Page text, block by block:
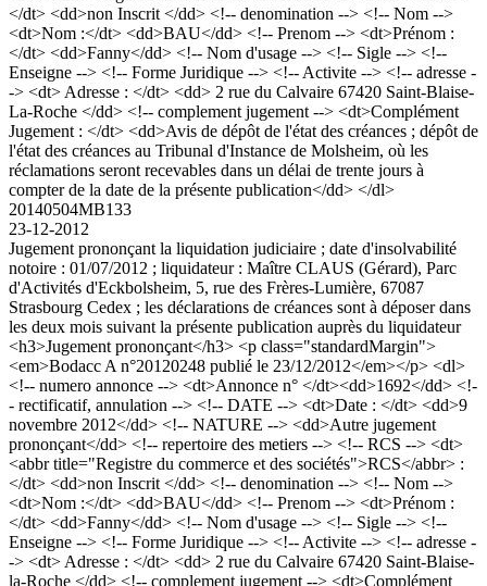
</dt> <dd>non Inscrit </dd> <!-- denomination --> <!-- Nom -->
<dt>Nom :</dt> <dd>BAU</dd> <!-- Prenom --> <dt>Prénom :
</dt> <dd>Fanny</dd> <!-- Nom d'usage --> <!-- Sigle --> <!--
Enseigne --> <!-- Forme Juridique --> <!-- Activite --> <!-- adresse -
-> <dt> Adresse : </dt> <dd> 2 rue du Calvaire 67420 Saint-Blaise-
La-Roche </dd> <!-- complement jugement --> <dt>Complément
Jugement : </dt> <dd>Avis de dépôt de l'état des créances ; dépôt de
l'état des créances au Tribunal d'Instance de Molsheim, où les
réclamations seront recevables dans un délai de trente jours à
compter de la date de la présente publication</dd> </dl>
20140504MB133
23-12-2012
Jugement prononçant la liquidation judiciaire ; date d'insolvabilité
notoire : 01/07/2012 ; liquidateur : Maître CLAUS (Gérard), Parc
d'Activités d'Eckbolsheim, 5, rue des Frères-Lumière, 67087
Strasbourg Cedex ; les déclarations de créances sont à déposer dans
les deux mois suivant la présente publication auprès du liquidateur
<h3>Jugement prononçant</h3> <p class="standardMargin">
<em>Bodacc A n°20120248 publié le 23/12/2012</em></p> <dl>
<!-- numero annonce --> <dt>Annonce n° </dt><dd>1692</dd> <!-
- rectificatif, annulation --> <!-- DATE --> <dt>Date : </dt> <dd>9
novembre 2012</dd> <!-- NATURE --> <dd>Autre jugement
prononçant</dd> <!-- repertoire des metiers --> <!-- RCS --> <dt>
<abbr title="Registre du commerce et des sociétés">RCS</abbr> :
</dt> <dd>non Inscrit </dd> <!-- denomination --> <!-- Nom -->
<dt>Nom :</dt> <dd>BAU</dd> <!-- Prenom --> <dt>Prénom :
</dt> <dd>Fanny</dd> <!-- Nom d'usage --> <!-- Sigle --> <!--
Enseigne --> <!-- Forme Juridique --> <!-- Activite --> <!-- adresse -
-> <dt> Adresse : </dt> <dd> 2 rue du Calvaire 67420 Saint-Blaise-
la-Roche </dd> <!-- complement jugement --> <dt>Complément